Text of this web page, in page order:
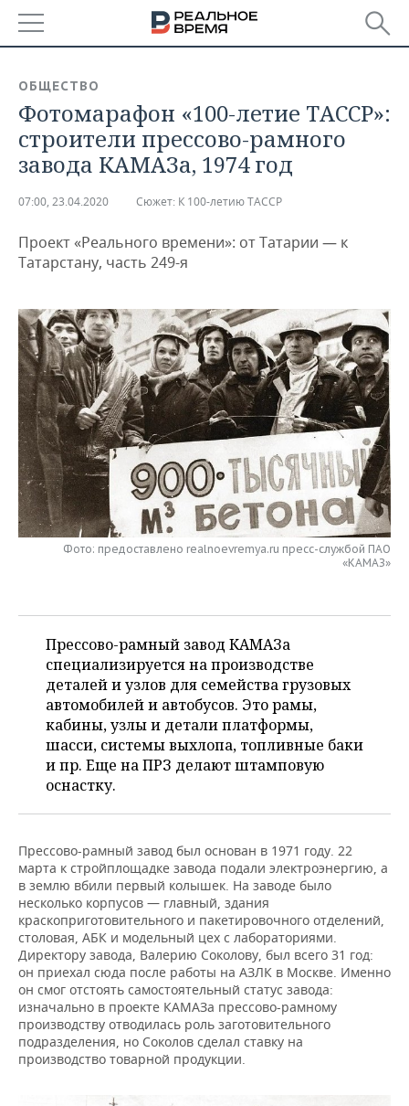
БАШКОРТОСТАН
ТАТАРСТАН
НОВОСТИ
АНАЛИТИКА
ДЕКЛАРАЦИИ О ДОХОДАХ
КОРОЛИ ГОСЗАКАЗА ПФО
ВУЗЫ ТАТАРСТАНА
КОМУ ПРИНАДЛЕЖАТ
ТОРГОВЫЕ ЦЕНТРЫ
ТАТАРСТАНА
НОВОСТИ ЭКОНОМИКИ
ФИНАНСЫ
БАНКИ
БЮДЖЕТ
ИНВЕСТИЦИИ
ПРОМЫШЛЕННОСТЬ
НОВОСТИ
АГРОПРОМ
МАШИНОСТРОЕНИЕ
НЕФТЕХИМИЯ
НЕФТЬ
ОПК
ЭНЕРГЕТИКА
НЕДВИЖИМОСТЬ
НОВОСТИ НЕДВИЖИМОСТИ
АВТО
НОВОСТИ АВТО
БИЗНЕС
НОВОСТИ БИЗНЕСА
РОЗНИЧНАЯ ТОРГОВЛЯ
ТРАНСПОРТ
УСЛУГИ
ТЕХНОЛОГИИ
НОВОСТИ ТЕХНОЛОГИЙ
IT
МЕДИА
МЕРОПРИЯТИЯ
НОВОСТИ МЕРОПРИЯТИЙ
ВЫЕЗДНАЯ РЕДАКЦИЯ
ONLINE-КОНФЕРЕНЦИИ
ОТКРЫТАЯ ЛЕКЦИЯ
СПОРТ
НОВОСТИ СПОРТА
ХОККЕЙ
БАСКЕТБОЛ
ВОЛЕЙБОЛ
КИБЕРСПОРТ
ФИГУРНОЕ КАТАНИЕ
ХОККЕЙ С МЯЧОМ
ОБЩЕСТВО
ВЛАСТЬ
ИНФРАСТРУКТУРА
ИСТОРИЯ
КУЛЬТУРА
МЕДИЦИНА
ПРОИСШЕСТВИЯ
СЮЖЕТЫ
СПРАВОЧНИК
СПИСОК ПЕРСОН
СПИСОК КОМПАНИЙ
ПОЛНАЯ ВЕРСИЯ
ОБЩЕСТВО
Фотомарафон «100-летие ТАССР»:
строители прессово-рамного
завода КАМАЗа, 1974 год
07:00, 23.04.2020 Сюжет: К 100-летию ТАССР
Проект «Реального времени»: от Татарии — к
Татарстану, часть 249-я
Фото: предоставлено realnoevremya.ru пресс-службой ПАО
«КАМАЗ»
Прессово-рамный завод КАМАЗа
специализируется на производстве
деталей и узлов для семейства грузовых
автомобилей и автобусов. Это рамы,
кабины, узлы и детали платформы,
шасси, системы выхлопа, топливные баки
и пр. Еще на ПРЗ делают штамповую
оснастку.
Прессово-рамный завод был основан в 1971 году. 22
марта к стройплощадке завода подали электроэнергию, а
в землю вбили первый колышек. На заводе было
несколько корпусов — главный, здания
краскоприготовительного и пакетировочного отделений,
столовая, АБК и модельный цех с лабораториями.
Директору завода, Валерию Соколову, был всего 31 год:
он приехал сюда после работы на АЗЛК в Москве. Именно
он смог отстоять самостоятельный статус завода:
изначально в проекте КАМАЗа прессово-рамному
производству отводилась роль заготовительного
подразделения, но Соколов сделал ставку на
производство товарной продукции.